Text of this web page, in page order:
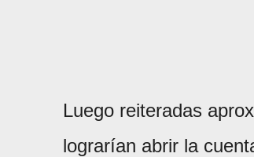
Luego reiteradas
lograrían abrir la